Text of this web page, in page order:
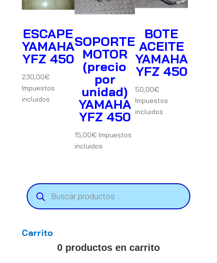
ESCAPE
YAMAHA
YFZ 450
230,00€
Impuestos
incluidos
SOPORTE
MOTOR
(precio
por
unidad)
YAMAHA
YFZ 450
15,00€ Impuestos
incluidos
BOTE
ACEITE
YAMAHA
YFZ 450
50,00€
Impuestos
incluidos
Búsqueda
de
productos
Carrito
0 productos en carrito